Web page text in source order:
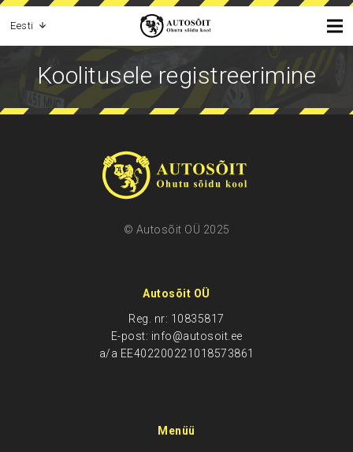
Eesti
Koolitusele registreerimine
© Autosõit OÜ 2025
Autosõit OÜ
Reg. nr: 10835817
E-post: info@autosoit.ee
a/a EE402200221018573861
Menüü